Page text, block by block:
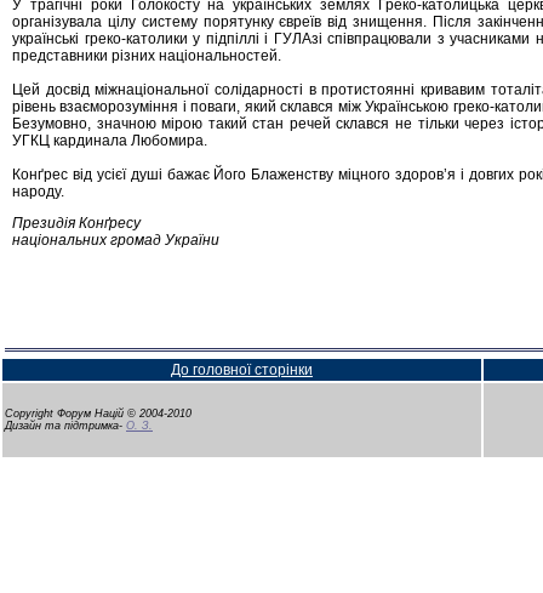
У трагічні роки Голокосту на українських землях Греко-католицька
організувала цілу систему порятунку євреїв від знищення. Після
українські греко-католики у підпіллі і ГУЛАзі співпрацювали з
представники різних національностей.
Цей досвід міжнаціональної солідарності в протистоянні кривавим
рівень взаєморозуміння і поваги, який склався між Українською греко-
Безумовно, значною мірою такий стан речей склався не тільки через
УГКЦ кардинала Любомира.
Конґрес від усієї душі бажає Його Блаженству міцного здоров’я і довгих
народу.
Президія Конґресу
національних громад України
До головної сторінки
Copyright Форум Націй © 2004-2010
Дизайн та підтримка- О. З.